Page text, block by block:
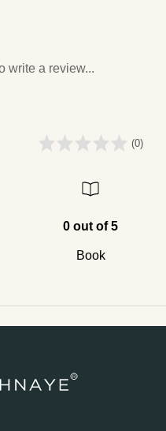
write a review...
(0)
0 out of 5
Book